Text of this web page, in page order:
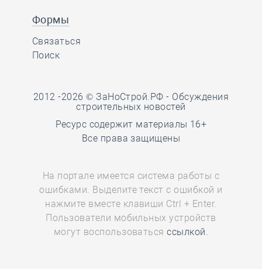
Формы
Связаться
Поиск
2012 -2026 © ЗаНоСтрой.РФ - Обсуждения
строительных новостей
Ресурс содержит материалы 16+
Все права защищены
На портале имеется система работы с
ошибками. Выделите текст с ошибкой и
нажмите вместе клавиши Ctrl + Enter.
Пользователи мобильных устройств
могут воспользоватьсяссылкой.